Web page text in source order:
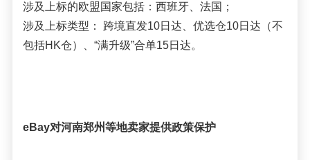
涉及上标的欧盟国家包括：西班牙、法国；
涉及上标类型： 跨境直发10日达、优选仓10日达（不
包括HK仓）、 “满升级”合单15日 达。
eBay对河南郑州等地卖家提供政策保护